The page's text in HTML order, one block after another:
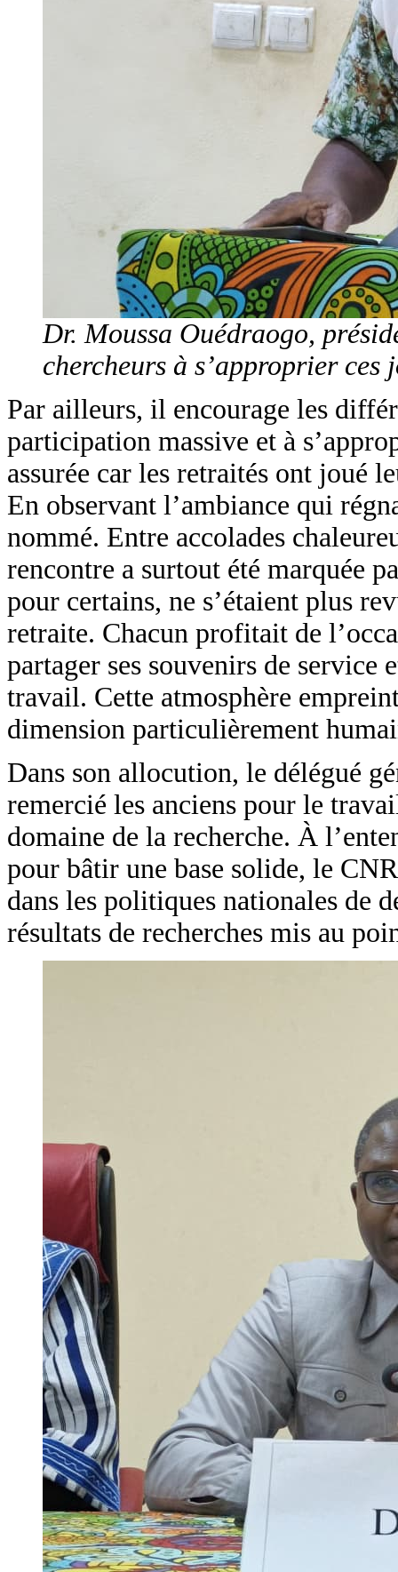
Dr. Moussa Ouédraogo,
chercheurs à s’approprier ces
Par ailleurs, il encourage les
participation massive et à
assurée car les retraités ont joué
En observant l’ambiance qui
nommé. Entre accolades
rencontre a surtout été marquée
pour certains, ne s’étaient plus
retraite. Chacun profitait de
partager ses souvenirs de service
travail. Cette atmosphère
dimension particulièrement
Dans son allocution, le délégué
remercié les anciens pour le
domaine de la recherche. À
pour bâtir une base solide, le
dans les politiques nationales de
résultats de recherches mis au